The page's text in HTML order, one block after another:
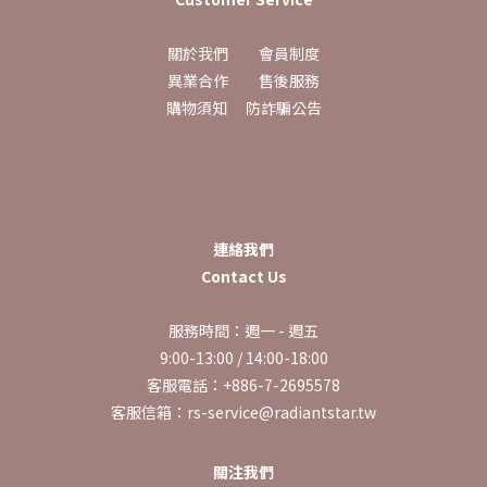
關於我們
會員制度
異業合作
售後服務
購物須知
防詐騙公告
連絡我們
Contact Us
服務時間：週一 - 週五
9:00-13:00 / 14:00-18:00
客服電話：+886-7-2695578
客服信箱：rs-service@radiantstar.tw
關注我們